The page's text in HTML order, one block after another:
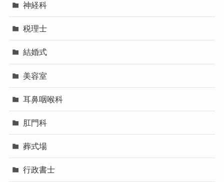
神経科
税理士
結婚式
美容室
耳鼻咽喉科
肛門科
葬式場
行政書士